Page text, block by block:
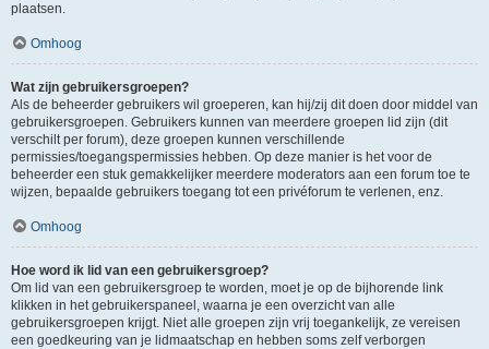
plaatsen.
Omhoog
Wat zijn gebruikersgroepen?
Als de beheerder gebruikers wil groeperen, kan hij/zij dit doen door middel van
gebruikersgroepen. Gebruikers kunnen van meerdere groepen lid zijn (dit
verschilt per forum), deze groepen kunnen verschillende
permissies/toegangspermissies hebben. Op deze manier is het voor de
beheerder een stuk gemakkelijker meerdere moderators aan een forum toe te
wijzen, bepaalde gebruikers toegang tot een privéforum te verlenen, enz.
Omhoog
Hoe word ik lid van een gebruikersgroep?
Om lid van een gebruikersgroep te worden, moet je op de bijhorende link
klikken in het gebruikerspaneel, waarna je een overzicht van alle
gebruikersgroepen krijgt. Niet alle groepen zijn vrij toegankelijk, ze vereisen
een goedkeuring van je lidmaatschap en hebben soms zelf verborgen